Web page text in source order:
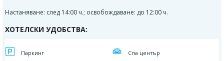
Настаняване: след 14:00 ч.; освобождаване: до 12:00 ч.
ХОТЕЛСКИ УДОБСТВА:
Паркинг Спа център